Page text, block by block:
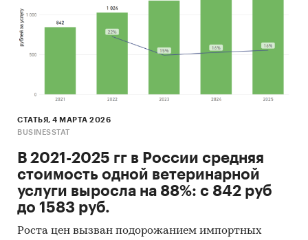
СТАТЬЯ, 4 МАРТА 2026
BUSINESSTAT
В 2021-2025 гг в России средняя
стоимость одной ветеринарной
услуги выросла на 88%: с 842 руб
до 1583 руб.
Роста цен вызван подорожанием импортных